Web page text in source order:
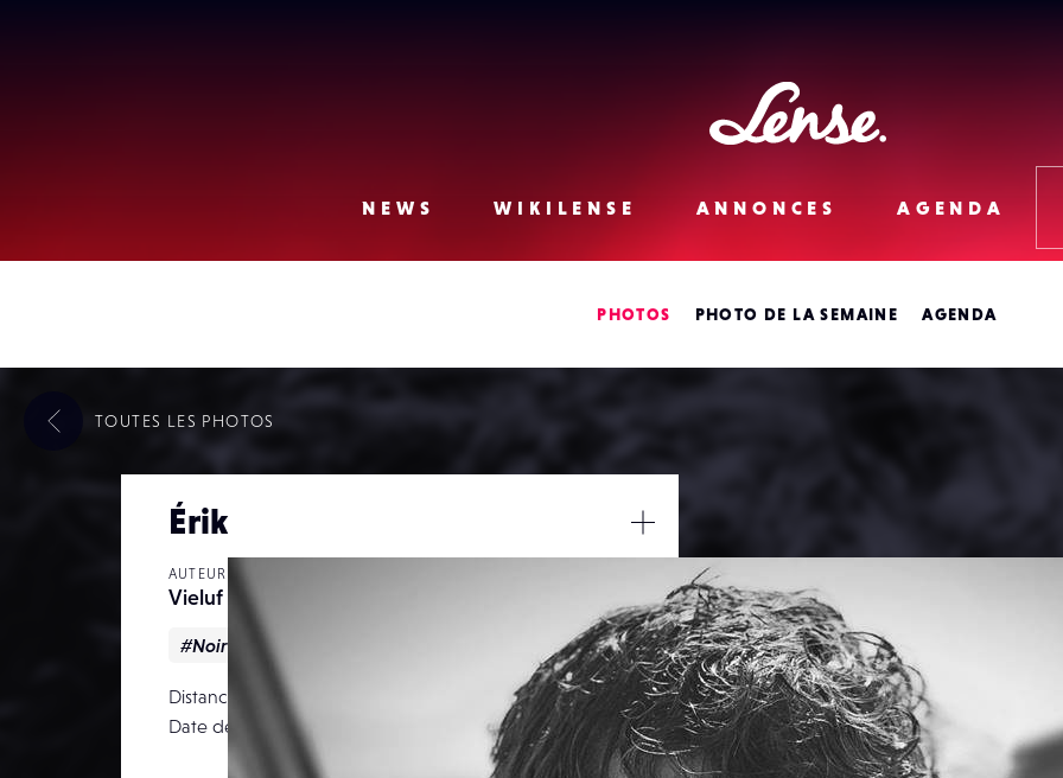
Lense
NEWS WIKILENSE ANNONCES AGENDA
PHOTOS PHOTO DE LA SEMAINE AGENDA
Érik
AUTEUR
Vieluf
#Noir & blanc
Distance focale
0 mm
Date de publication
18 janvier 2015
/
Fermer
TOUTES LES PHOTOS